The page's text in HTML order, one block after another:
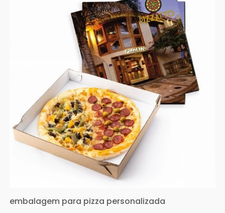
embalagem para pizza personalizada